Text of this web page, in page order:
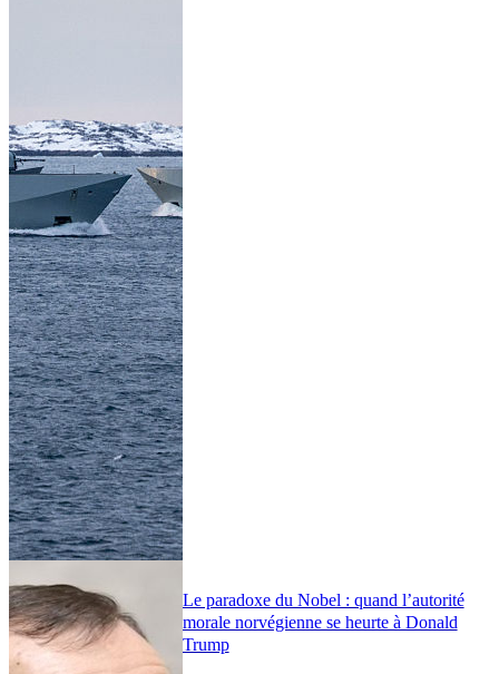
Le paradoxe du Nobel : quand l’autorité
morale norvégienne se heurte à Donald
Trump